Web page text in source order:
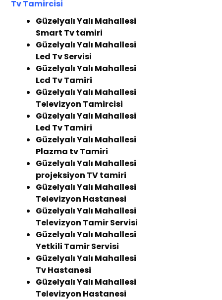
TvTamircisi
Güzelyalı Yalı Mahallesi
Smart Tv tamiri
Güzelyalı Yalı Mahallesi
Led Tv Servisi
Güzelyalı Yalı Mahallesi
Lcd Tv Tamiri
Güzelyalı Yalı Mahallesi
Televizyon Tamircisi
Güzelyalı Yalı Mahallesi
Led Tv Tamiri
Güzelyalı Yalı Mahallesi
Plazma tv Tamiri
Güzelyalı Yalı Mahallesi
projeksiyon TV tamiri
Güzelyalı Yalı Mahallesi
Televizyon Hastanesi
Güzelyalı Yalı Mahallesi
Televizyon Tamir Servisi
Güzelyalı Yalı Mahallesi
Yetkili Tamir Servisi
Güzelyalı Yalı Mahallesi
Tv Hastanesi
Güzelyalı Yalı Mahallesi
Televizyon Hastanesi